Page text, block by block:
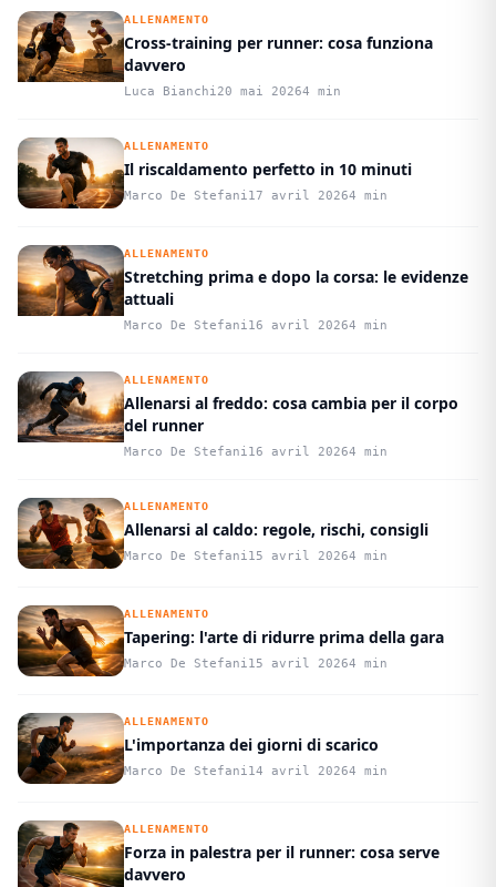
ALLENAMENTO
Cross-training per runner: cosa funziona
davvero
Luca Bianchi20 mai 20264 min
ALLENAMENTO
Il riscaldamento perfetto in 10 minuti
Marco De Stefani17 avril 20264 min
ALLENAMENTO
Stretching prima e dopo la corsa: le evidenze
attuali
Marco De Stefani16 avril 20264 min
ALLENAMENTO
Allenarsi al freddo: cosa cambia per il corpo
del runner
Marco De Stefani16 avril 20264 min
ALLENAMENTO
Allenarsi al caldo: regole, rischi, consigli
Marco De Stefani15 avril 20264 min
ALLENAMENTO
Tapering: l'arte di ridurre prima della gara
Marco De Stefani15 avril 20264 min
ALLENAMENTO
L'importanza dei giorni di scarico
Marco De Stefani14 avril 20264 min
ALLENAMENTO
Forza in palestra per il runner: cosa serve
davvero